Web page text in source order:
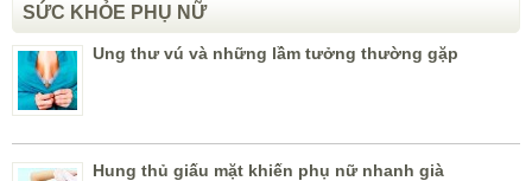
SỨC KHỎE PHỤ NỮ
Ung thư vú và những lầm tưởng thường gặp
Hung thủ giấu mặt khiến phụ nữ nhanh già